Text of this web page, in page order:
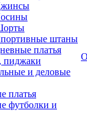
штаны
платья
пиджаки
и деловые
платья
футболки и